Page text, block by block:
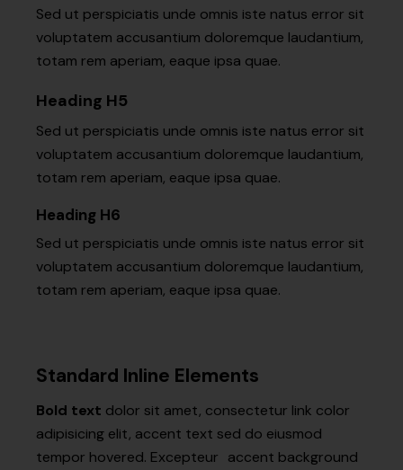
Sed ut perspiciatis unde omnis iste natus error sit
voluptatem accusantium doloremque laudantium,
totam rem aperiam, eaque ipsa quae.
Heading H5
Sed ut perspiciatis unde omnis iste natus error sit
voluptatem accusantium doloremque laudantium,
totam rem aperiam, eaque ipsa quae.
Heading H6
Sed ut perspiciatis unde omnis iste natus error sit
voluptatem accusantium doloremque laudantium,
totam rem aperiam, eaque ipsa quae.
Standard Inline Elements
Bold text dolor sit amet, consectetur link color
adipisicing elit, accent text sed do eiusmod
tempor hovered. Excepteur accent background